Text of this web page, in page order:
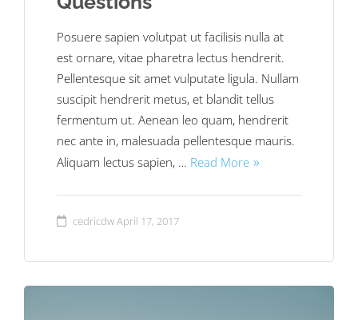
Posuere sapien volutpat ut facilisis nulla at
est ornare, vitae pharetra lectus hendrerit.
Pellentesque sit amet vulputate ligula. Nullam
suscipit hendrerit metus, et blandit tellus
fermentum ut. Aenean leo quam, hendrerit
nec ante in, malesuada pellentesque mauris.
Aliquam lectus sapien, … Read More
cedricdwApril 17, 2017